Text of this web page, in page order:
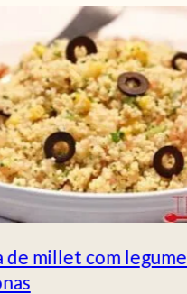
de millet com